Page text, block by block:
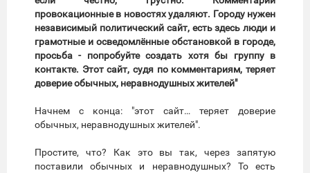
провокационные в новостях удаляют. Городу нужен
независимый политический сайт, есть здесь люди и
грамотные и осведомлённые обстановкой в городе,
просьба - попробуйте создать хотя бы группу в
контакте. Этот сайт, судя по комментариям, теряет
доверие обычных, неравнодушных жителей"
Начнем с конца: "этот сайт… теряет доверие
обычных, неравнодушных жителей".
Простите, что? Как это вы так, через запятую
поставили обычных и неравнодушных? То есть